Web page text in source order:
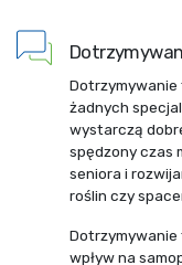
żadnych
wystarczą
spędzony czas
seniora i
roślin czy
wpływ na